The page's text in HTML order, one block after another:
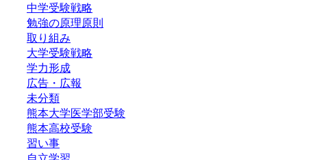
中学受験戦略
勉強の原理原則
取り組み
大学受験戦略
学力形成
広告・広報
未分類
熊本大学医学部受験
熊本高校受験
習い事